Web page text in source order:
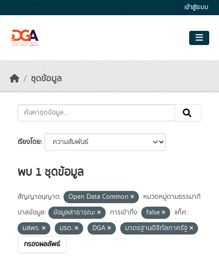
เข้าสู่ระบบ
ชุดข้อมูล
เรียงโดย
พบ 1 ชุดข้อมูล
สัญญาอนุญาต: Open Data Common
หมวดหมู่ตามธรรมาภิ
บาลข้อมูล:
ข้อมูลสาธารณะ การเข้าถึง: false
แท็ค:
มสพร.
มรด. DGA
มาตรฐานดิจิทัลภาครัฐ
กรองผลลัพธ์